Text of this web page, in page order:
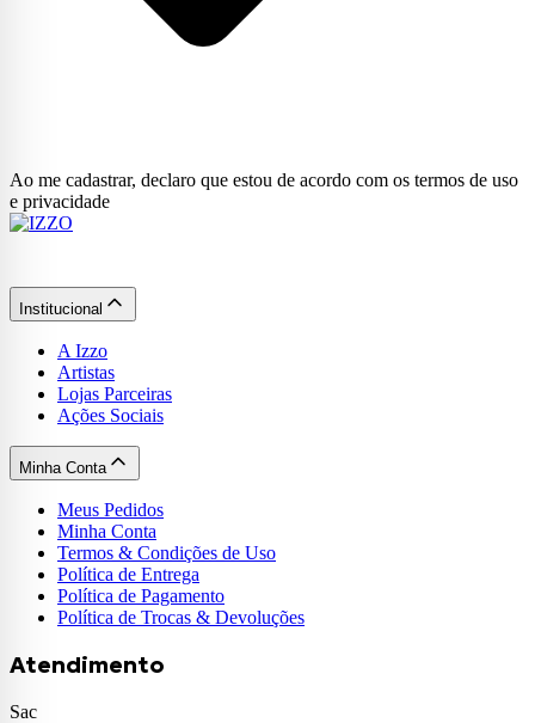
Ao me cadastrar, declaro que estou de acordo com os termos de uso
e privacidade
Institucional
A Izzo
Artistas
Lojas Parceiras
Ações Sociais
Minha Conta
Meus Pedidos
Minha Conta
Termos & Condições de Uso
Política de Entrega
Política de Pagamento
Política de Trocas & Devoluções
Atendimento
Sac